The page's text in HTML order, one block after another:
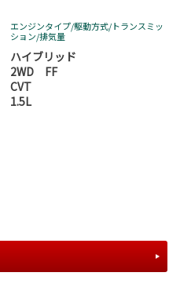
エンジンタイプ/駆動方式/トランスミッ
ション/排気量
ハイブリッド
2WD FF
CVT
1.5L